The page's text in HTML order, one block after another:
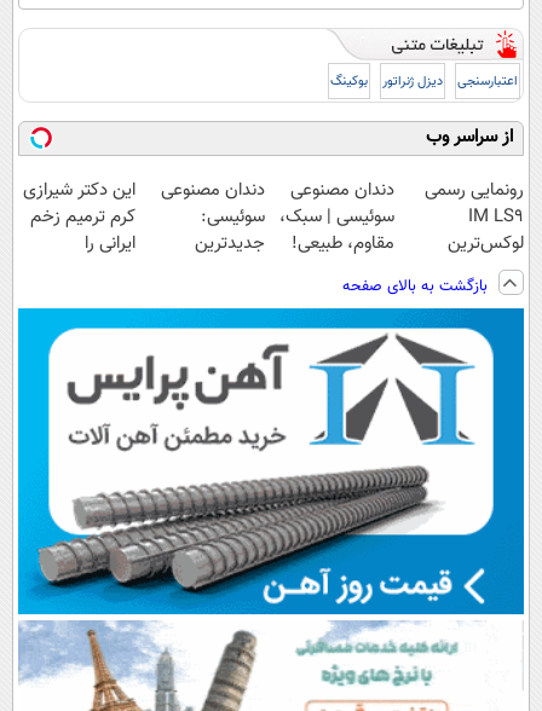
اعتبارسنجی دیزل ژنراتور بوکینگ
از سراسر وب
رونمایی رسمی
IM LS9
لوکس‌ترین
EREV در ایران
دندان مصنوعی
سوئیسی | سبک،
مقاوم، طبیعی!
رایگان+پرداخت
اقساطی😍
دندان مصنوعی
سوئیسی:
جدیدترین
پرداخت قسطی
این دکتر شیرازی
کرم ترمیم زخم
ایرانی را
بازگشت به بالای صفحه